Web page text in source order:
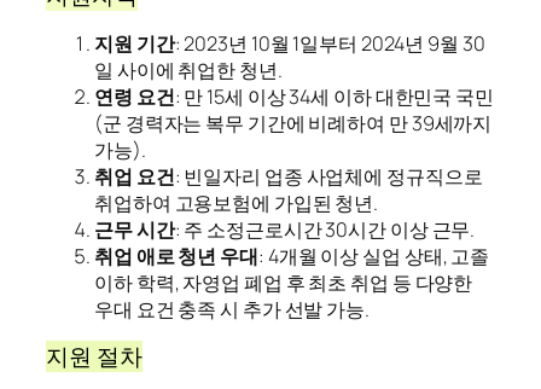
지원 기간: 2023년 10월 1일부터 2024년 9월 30
일 사이에 취업한 청년.
연령 요건: 만 15세 이상 34세 이하 대한민국 국민
(군 경력자는 복무 기간에 비례하여 만 39세까지
가능).
취업 요건: 빈일자리 업종 사업체에 정규직으로
취업하여 고용보험에 가입된 청년.
근무 시간: 주 소정근로시간 30시간 이상 근무.
취업 애로 청년 우대: 4개월 이상 실업 상태, 고졸
이하 학력, 자영업 폐업 후 최초 취업 등 다양한
우대 요건 충족 시 추가 선발 가능.
지원 절차